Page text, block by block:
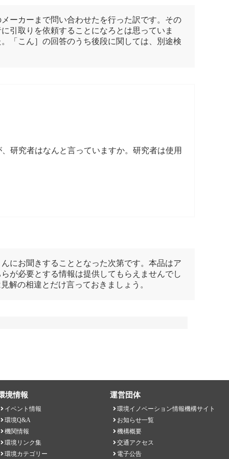
ーカーまで問い合わせたを行った訳です。その
引取りを依頼することになろとは思っていま
「こん］の回答のうち後段に関しては、別途検
研究者はなんと言っていますか。研究者は使用
にお聞きすることとなった次第です。本品はア
が必要とする情報は提供してもらえませんでし
解の相違とだけ言っておきましょう。
境情報
イベント情報
環境Q&A
機関情報
環境リンク集
環境カテゴリー
運営団体
環境イノベーション情報機構サイト
お知らせ一覧
機構概要
交通アクセス
電子公告